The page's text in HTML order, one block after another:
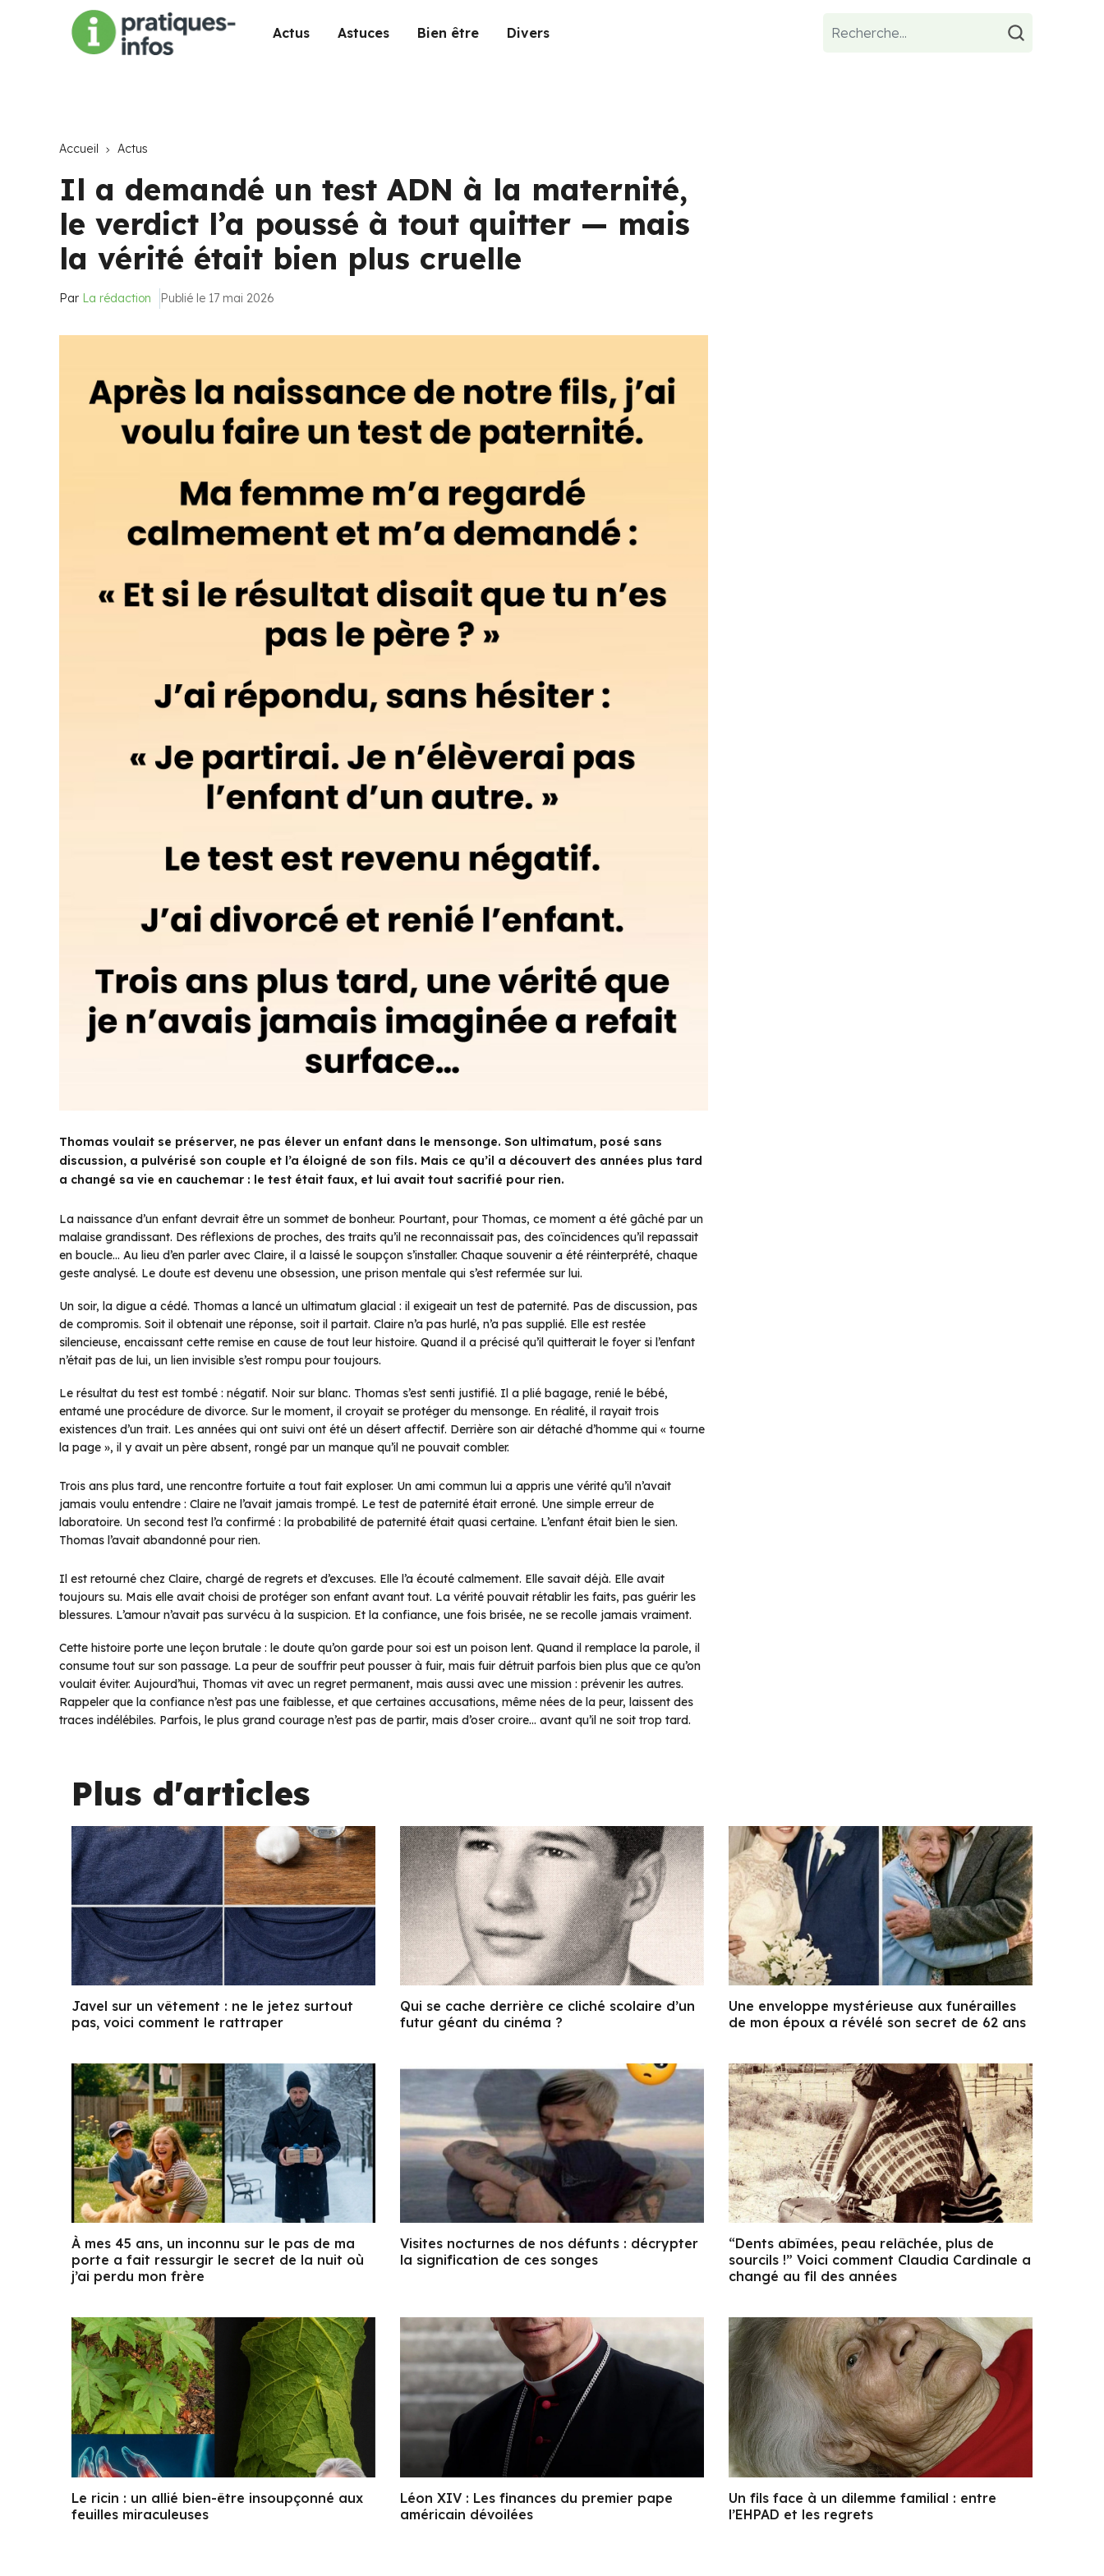
Actus Astuces Bien être Divers
Accueil Actus
Il a demandé un test ADN à la maternité,
le verdict l’a poussé à tout quitter — mais
la vérité était bien plus cruelle
Par La rédaction Publié le 17 mai 2026
Thomas voulait se préserver, ne pas élever un enfant dans le mensonge. Son ultimatum, posé sans
discussion, a pulvérisé son couple et l’a éloigné de son fils. Mais ce qu’il a découvert des années plus tard
a changé sa vie en cauchemar : le test était faux, et lui avait tout sacrifié pour rien.
La naissance d’un enfant devrait être un sommet de bonheur. Pourtant, pour Thomas, ce moment a été gâché par un
malaise grandissant. Des réflexions de proches, des traits qu’il ne reconnaissait pas, des coïncidences qu’il repassait
en boucle… Au lieu d’en parler avec Claire, il a laissé le soupçon s’installer. Chaque souvenir a été réinterprété, chaque
geste analysé. Le doute est devenu une obsession, une prison mentale qui s’est refermée sur lui.
Un soir, la digue a cédé. Thomas a lancé un ultimatum glacial : il exigeait un test de paternité. Pas de discussion, pas
de compromis. Soit il obtenait une réponse, soit il partait. Claire n’a pas hurlé, n’a pas supplié. Elle est restée
silencieuse, encaissant cette remise en cause de tout leur histoire. Quand il a précisé qu’il quitterait le foyer si l’enfant
n’était pas de lui, un lien invisible s’est rompu pour toujours.
Le résultat du test est tombé : négatif. Noir sur blanc. Thomas s’est senti justifié. Il a plié bagage, renié le bébé,
entamé une procédure de divorce. Sur le moment, il croyait se protéger du mensonge. En réalité, il rayait trois
existences d’un trait. Les années qui ont suivi ont été un désert affectif. Derrière son air détaché d’homme qui « tourne
la page », il y avait un père absent, rongé par un manque qu’il ne pouvait combler.
Trois ans plus tard, une rencontre fortuite a tout fait exploser. Un ami commun lui a appris une vérité qu’il n’avait
jamais voulu entendre : Claire ne l’avait jamais trompé. Le test de paternité était erroné. Une simple erreur de
laboratoire. Un second test l’a confirmé : la probabilité de paternité était quasi certaine. L’enfant était bien le sien.
Thomas l’avait abandonné pour rien.
Il est retourné chez Claire, chargé de regrets et d’excuses. Elle l’a écouté calmement. Elle savait déjà. Elle avait
toujours su. Mais elle avait choisi de protéger son enfant avant tout. La vérité pouvait rétablir les faits, pas guérir les
blessures. L’amour n’avait pas survécu à la suspicion. Et la confiance, une fois brisée, ne se recolle jamais vraiment.
Cette histoire porte une leçon brutale : le doute qu’on garde pour soi est un poison lent. Quand il remplace la parole, il
consume tout sur son passage. La peur de souffrir peut pousser à fuir, mais fuir détruit parfois bien plus que ce qu’on
voulait éviter. Aujourd’hui, Thomas vit avec un regret permanent, mais aussi avec une mission : prévenir les autres.
Rappeler que la confiance n’est pas une faiblesse, et que certaines accusations, même nées de la peur, laissent des
traces indélébiles. Parfois, le plus grand courage n’est pas de partir, mais d’oser croire… avant qu’il ne soit trop tard.
Plus d'articles
Javel sur un vêtement : ne le jetez surtout
pas, voici comment le rattraper
Qui se cache derrière ce cliché scolaire d’un
futur géant du cinéma ?
Une enveloppe mystérieuse aux funérailles
de mon époux a révélé son secret de 62 ans
À mes 45 ans, un inconnu sur le pas de ma
porte a fait ressurgir le secret de la nuit où
j’ai perdu mon frère
Visites nocturnes de nos défunts : décrypter
la signification de ces songes
“Dents abîmées, peau relâchée, plus de
sourcils !” Voici comment Claudia Cardinale a
changé au fil des années
Le ricin : un allié bien-être insoupçonné aux
feuilles miraculeuses
Léon XIV : Les finances du premier pape
américain dévoilées
Un fils face à un dilemme familial : entre
l’EHPAD et les regrets